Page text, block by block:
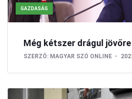
GAZDASÁG
Még kétszer drágul jövőre
SZERZŐ: MAGYAR SZÓ ONLINE